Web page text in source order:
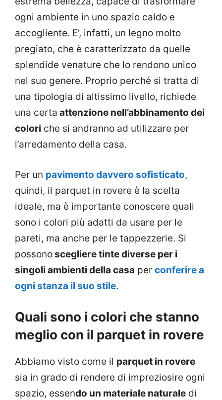
ogni ambiente in uno spazio caldo e
accogliente. E’, infatti, un legno molto
pregiato, che è caratterizzato da quelle
splendide venature che lo rendono unico
nel suo genere. Proprio perché si tratta di
una tipologia di altissimo livello, richiede
una certa attenzione nell’abbinamento dei
colori che si andranno ad utilizzare per
l’arredamento della casa.
Per un pavimento davvero sofisticato,
quindi, il parquet in rovere è la scelta
ideale, ma è importante conoscere quali
sono i colori più adatti da usare per le
pareti, ma anche per le tappezzerie. Si
possonoscegliere tinte diverse per i
singoli ambienti della casa per conferire a
ogni stanza il suo stile.
Quali sono i colori che stanno
meglio con il parquet in rovere
Abbiamo visto come il parquet in rovere
sia in grado di rendere di impreziosire ogni
spazio, essendo un materiale naturale di